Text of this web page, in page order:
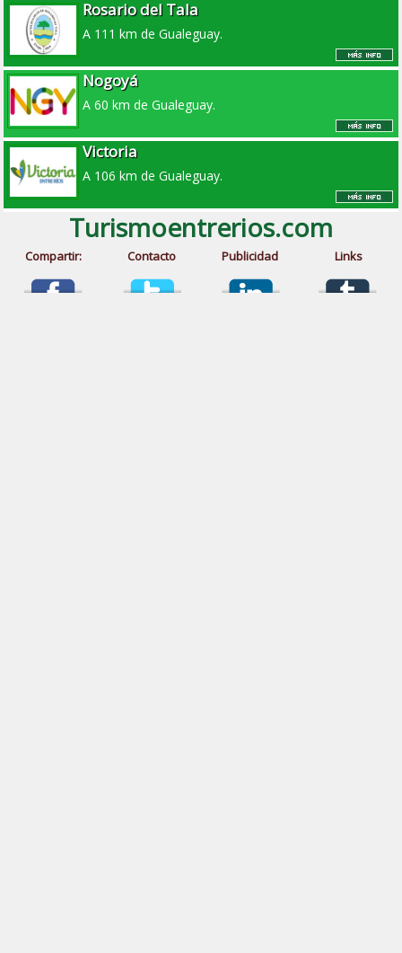
Rosario del Tala
A 111 km de Gualeguay.
Nogoyá
A 60 km de Gualeguay.
Victoria
A 106 km de Gualeguay.
Turismoentrerios.com
Compartir: Contacto Publicidad Links